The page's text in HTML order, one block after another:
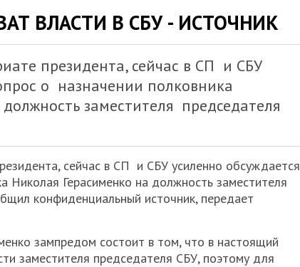
ВЛАСТИ В СБУ - ИСТОЧНИК
президента, сейчас в СП и СБУ
о назначении полковника
заместителя председателя
сейчас в СП и СБУ усиленно обсуждается
Николая Герасименко на должность заместителя
конфиденциальный источник, передает
зампредом состоит в том, что в настоящий
заместителя председателя СБУ, поэтому для